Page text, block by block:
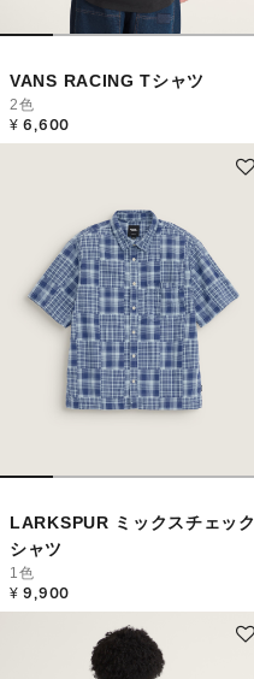
VANS RACING Tシャツ
2色
¥ 6,600
LARKSPUR ミックスチェック
シャツ
1色
¥ 9,900